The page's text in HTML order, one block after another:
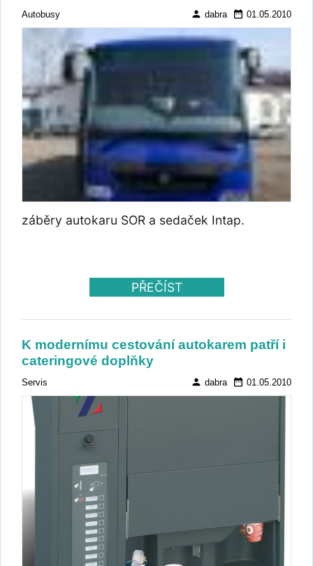
autobusů přímo pro VBZ.
Autobusy person dabra date_range 01.05.2010
záběry autokaru SOR a sedaček Intap.
PŘEČÍST
K modernímu cestování autokarem patří i
cateringové doplňky
Servis person dabra date_range 01.05.2010